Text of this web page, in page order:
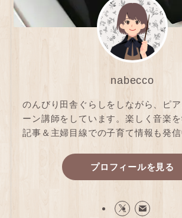
nabecco
のんびり田舎ぐらしをしながら、ピ
ーン講師をしています。楽しく音楽
記事＆主婦目線での子育て情報も発信
プロフィールを見る